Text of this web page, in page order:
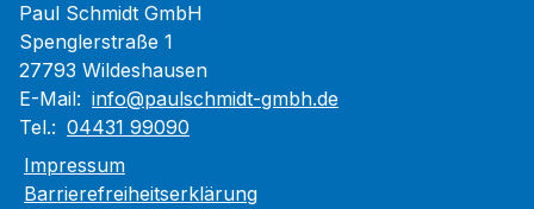
Paul Schmidt GmbH
Spenglerstraße 1
27793 Wildeshausen
E-Mail: info@paulschmidt-gmbh.de
Tel.: 04431 99090
Impressum
Barrierefreiheitserklärung